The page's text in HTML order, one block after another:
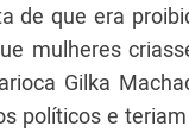
de que era
mulheres
Gilka
políticos e